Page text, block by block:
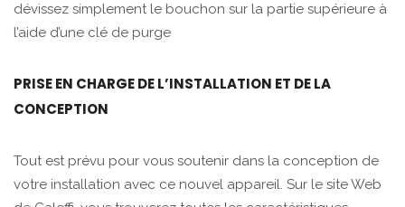
dévissez simplement le bouchon sur la partie supérieure à
l’aide d’une clé de purge
PRISE EN CHARGE DE L’INSTALLATION ET DE LA
CONCEPTION
Tout est prévu pour vous soutenir dans la conception de
votre installation avec ce nouvel appareil. Sur le site Web